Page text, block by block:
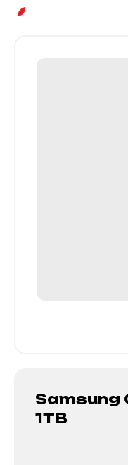
Samsung
1TB